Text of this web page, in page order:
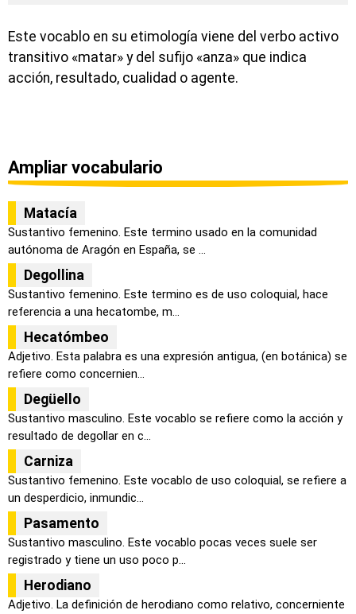
Este vocablo en su etimología viene del verbo activo
transitivo «matar» y del sufijo «anza» que indica
acción, resultado, cualidad o agente.
Ampliar vocabulario
Matacía
Sustantivo femenino. Este termino usado en la comunidad
autónoma de Aragón en España, se ...
Degollina
Sustantivo femenino. Este termino es de uso coloquial, hace
referencia a una hecatombe, m...
Hecatómbeo
Adjetivo. Esta palabra es una expresión antigua, (en botánica) se
refiere como concernien...
Degüello
Sustantivo masculino. Este vocablo se refiere como la acción y
resultado de degollar en c...
Carniza
Sustantivo femenino. Este vocablo de uso coloquial, se refiere a
un desperdicio, inmundic...
Pasamento
Sustantivo masculino. Este vocablo pocas veces suele ser
registrado y tiene un uso poco p...
Herodiano
Adjetivo. La definición de herodiano como relativo, concerniente